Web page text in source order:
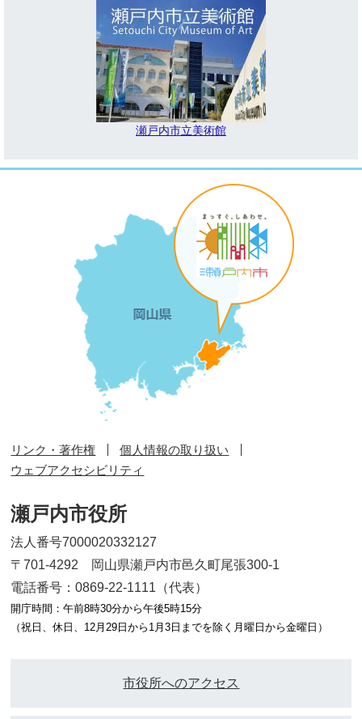
瀬戸内市立美術館
リンク・著作権
個人情報の取り扱い
ウェブアクセシビリティ
瀬戸内市役所
法人番号7000020332127
〒701-4292 岡山県瀬戸内市邑久町尾張300-1
電話番号：0869-22-1111（代表）
開庁時間：午前8時30分から午後5時15分
（祝日、休日、12月29日から1月3日までを除く月曜日から金曜日）
市役所へのアクセス